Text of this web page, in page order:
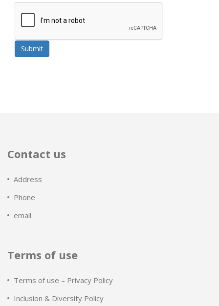
Submit
Contact us
Address
Phone
email
Terms of use
Terms of use – Privacy Policy
Inclusion & Diversity Policy